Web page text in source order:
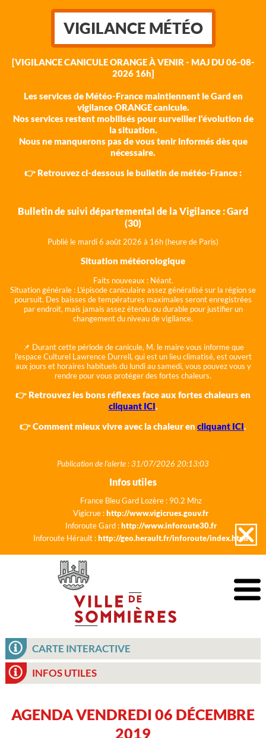
VIGILANCE MÉTÉO
[VIGILANCE CANICULE ORANGE À VENIR - MAJ DU 06-08-
2026 16h]
Les services de Météo-France maintiennent le Gard en
vigilance ORANGE canicule.
Nos services restent mobilisés pour surveiller l'évolution de
la situation.
Nous ne manquerons pas de vous tenir informés dès que
nécessaire.
👉 Retrouvez ci-dessous le bulletin de météo-France :
Bulletin de suivi départemental de la Vigilance : Gard
(30)
Publié le mardi 6 août 2026 à 16h (heure de Paris)
Situation météorologique
Faits nouveaux : Néant.
Situation générale : L'épisode caniculaire assez généralisé sur la région se
poursuit. Des baisses de températures maximales seront enregistrées
par endroit, mais jamais assez étendu ou durable pour justifier un
changement du niveau de vigilance.
📌 Durant cette période de canicule, M. le maire vous informe que
l'espace Culturel Lawrence Durrell, qui est un lieu climatisé, est ouvert
aux jours et horaires habituels du lundi au samedi, vous pouvez vous y
rendre pour vous protéger des fortes chaleurs.
👉 Retrouvez les bons réflexes face aux fortes chaleurs en
cliquant ICI.
👉 Comment mieux vivre avec la chaleur en cliquant ICI.
Publication de l'alerte : 31/07/2026 20:13:03
Infos utiles
France Bleu Gard Lozère : 90.2 Mhz
Vigicrue :http://www.vigicrues.gouv.fr
Inforoute Gard :http://www.inforoute30.fr
Inforoute Hérault :http://geo.herault.fr/inforoute/index.html
CARTE INTERACTIVE
INFOS UTILES
AGENDA VENDREDI 06 DÉCEMBRE
2019